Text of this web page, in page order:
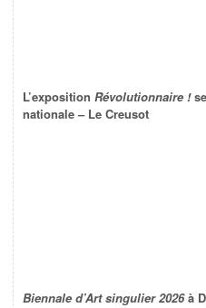
L’exposition Révolutionnaire !
nationale – Le Creusot
Biennale d’Art singulier 2026à